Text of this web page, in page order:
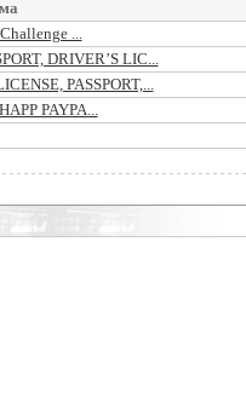
...
DRIVER’S LIC...
PASSPORT,...
PAYPA...